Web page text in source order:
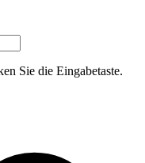
Sie die Eingabetaste.